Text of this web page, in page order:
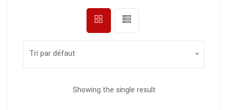
Tri par défaut
Showing the single result